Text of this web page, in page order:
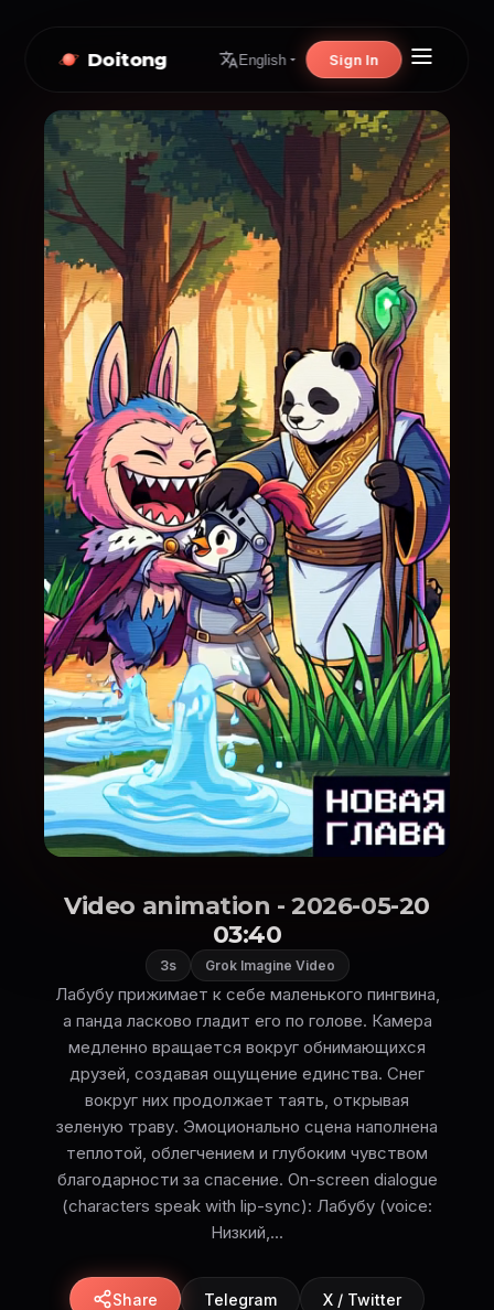
Doitong English Sign In
Video animation - 2026-05-20
03:40
3s Grok Imagine Video
Лабубу прижимает к себе маленького пингвина,
а панда ласково гладит его по голове. Камера
медленно вращается вокруг обнимающихся
друзей, создавая ощущение единства. Снег
вокруг них продолжает таять, открывая
зеленую траву. Эмоционально сцена наполнена
теплотой, облегчением и глубоким чувством
благодарности за спасение. On-screen dialogue
(characters speak with lip-sync): Лабубу (voice:
Низкий,...
Share Telegram X / Twitter